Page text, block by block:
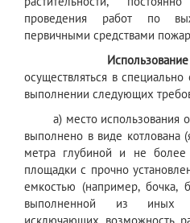
проведения работ по
первичными средствами
осуществляться в
выполнении следующих
а) место использования
выполнено в виде
метра глубиной и не
площадки с прочно
емкостью (например, бочка,
выполненной из иных